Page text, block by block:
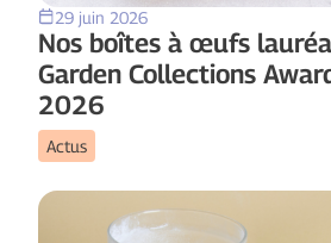
29 juin 2026
Nos boîtes à œufs
Garden Collections
2026
Actus